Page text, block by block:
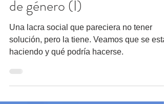
Cómo erradicar la violencia
de género (I)
Una lacra social que pareciera no tener
haciendo y qué podría hacerse.